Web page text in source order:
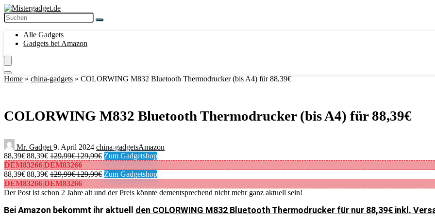
Alle Gadgets
Gadgets bei Amazon
Home » china-gadgets » COLORWING M832 Bluetooth Thermodrucker (bis A4) für 88,39€
COLORWING M832 Bluetooth Thermodrucker (bis A4) für 88,39€
Mr. Gadget 9. April 2024 china-gadgetsAmazon
88,39€|88,39€ 129,99€|129,99€ Zum Gadgetshop
DEM83266|DEM83266
88,39€|88,39€ 129,99€|129,99€ Zum Gadgetshop
DEM83266|DEM83266
Der Post ist schon 2 Jahre alt und der Preis könnte dementsprechend nicht mehr ganz aktuell sein!
Bei Amazon bekommt ihr aktuell den COLORWING M832 Bluetooth Thermodrucker für nur 88,39€ inkl.